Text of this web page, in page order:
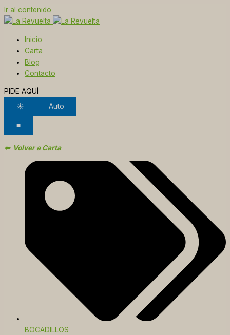
Ir al contenido
Inicio
Carta
Blog
Contacto
PIDE AQUÌ
☀
Auto
≡
⬅ Volver a Carta
BOCADILLOS